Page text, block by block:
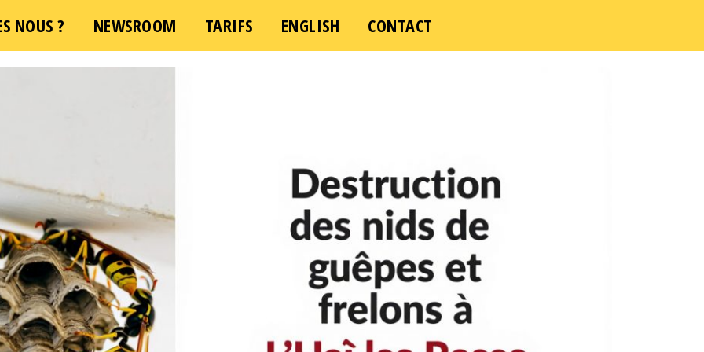
NOUS ? NEWSROOM TARIFS ENGLISH
CONTACT